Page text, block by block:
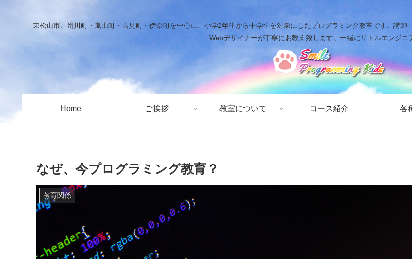
東松山市、滑川町・嵐山町・吉見町・伊奈町を中心に、小学2年生から中学生を対象にしたプログラミング教室です。講
Webデザイナーが丁寧にお教え致します。一緒にリトルエンジニ
Home ご挨拶 教室について コース紹介 各
なぜ、今プログラミング教育？
教育関係